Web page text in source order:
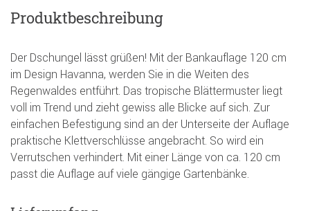
Produktbeschreibung
Der Dschungel lässt grüßen! Mit der Bankauflage 120 cm
im Design Havanna, werden Sie in die Weiten des
Regenwaldes entführt. Das tropische Blättermuster liegt
voll im Trend und zieht gewiss alle Blicke auf sich. Zur
einfachen Befestigung sind an der Unterseite der Auflage
praktische Klettverschlüsse angebracht. So wird ein
Verrutschen verhindert. Mit einer Länge von ca. 120 cm
passt die Auflage auf viele gängige Gartenbänke.